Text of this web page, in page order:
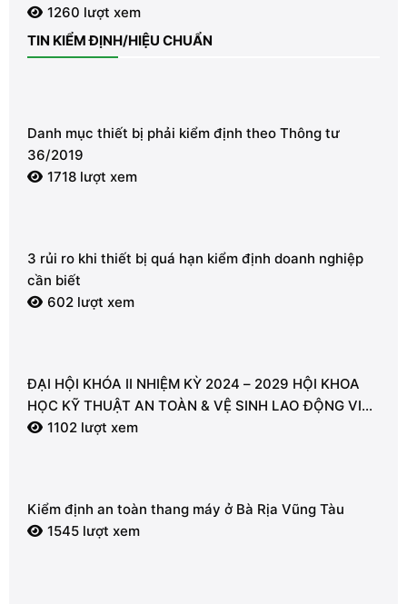
1260 lượt xem
TIN KIỂM ĐỊNH/HIỆU CHUẨN
Danh mục thiết bị phải kiểm định theo Thông tư
36/2019
1718 lượt xem
3 rủi ro khi thiết bị quá hạn kiểm định doanh nghiệp
cần biết
602 lượt xem
ĐẠI HỘI KHÓA II NHIỆM KỲ 2024 – 2029 HỘI KHOA
HỌC KỸ THUẬT AN TOÀN & VỆ SINH LAO ĐỘNG VIỆT
NAM – CHI HỘI VŨNG TÀU
1102 lượt xem
Kiểm định an toàn thang máy ở Bà Rịa Vũng Tàu
1545 lượt xem